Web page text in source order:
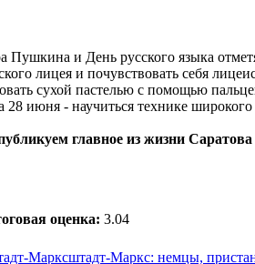
Пушкина и День русского языка
лицея и почувствовать себя
сухой пастелью с помощью
июня - научиться технике широкого
главное из жизни
оценка: 3.04